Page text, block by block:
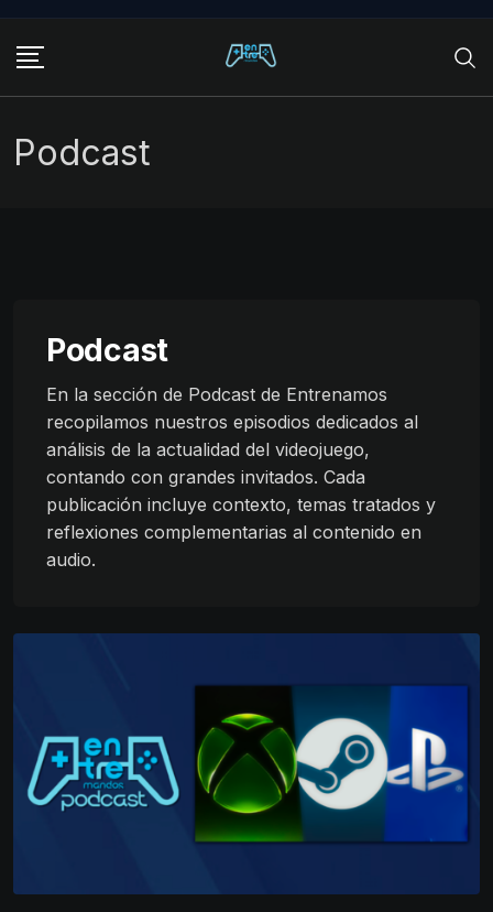
content
Podcast
Podcast
En la sección de Podcast de Entrenamos
recopilamos nuestros episodios dedicados al
análisis de la actualidad del videojuego,
contando con grandes invitados. Cada
publicación incluye contexto, temas tratados y
reflexiones complementarias al contenido en
audio.